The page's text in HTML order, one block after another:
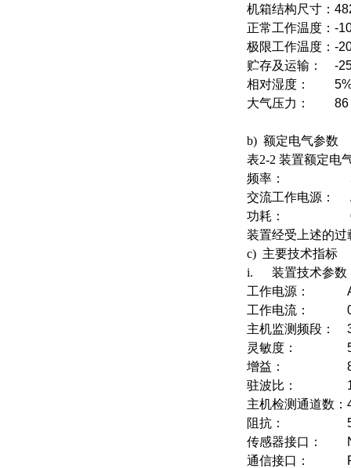
机箱结构尺寸：
正常工作温度： -
极限工作温度： -
贮存及运输：
-
相对湿度：
大气压力：
86
b) 额定电气参数
表2-2 装置额定电
频率：
交流工作电源：
功耗：
装置经受上述的
c) 主要技术指标
i. 装置技术参数
工作电源：
工作电流：
主机监测频段：
灵敏度：
增益：
驻波比：
主机检测通道数：
阻抗：
传感器接口：
通信接口：